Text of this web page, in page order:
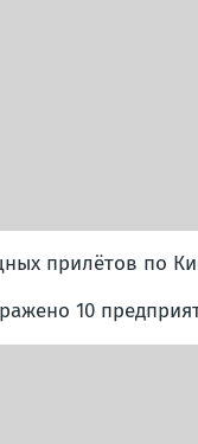
прилётов по
10